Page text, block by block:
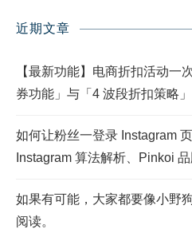
近期文章
【最新功能】电商折扣活动一
券功能」与「4 波段折扣策略
如何让粉丝一登录 Instagram
Instagram 算法解析、Pinkoi
如果有可能，大家都要像小野
阅读。